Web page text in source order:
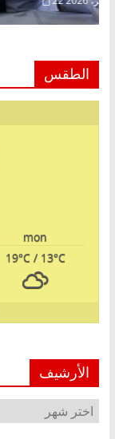
الطقس
mon
19°C/ 13°C
الأرشيف
الأرشيف